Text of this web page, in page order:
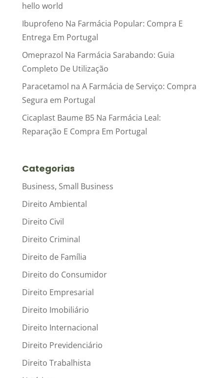
hello world
Ibuprofeno Na Farmácia Popular: Compra E
Entrega Em Portugal
Omeprazol Na Farmácia Sarabando: Guia
Completo De Utilização
Paracetamol na A Farmácia de Serviço: Compra
Segura em Portugal
Cicaplast Baume B5 Na Farmácia Leal:
Reparação E Compra Em Portugal
Categorias
Business, Small Business
Direito Ambiental
Direito Civil
Direito Criminal
Direito de Família
Direito do Consumidor
Direito Empresarial
Direito Imobiliário
Direito Internacional
Direito Previdenciário
Direito Trabalhista